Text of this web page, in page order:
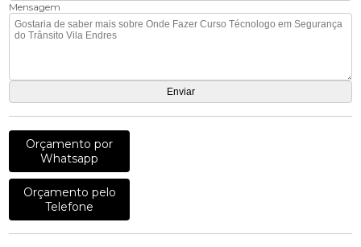
Mensagem
Orçamento por
Whatsapp
Orçamento pelo
Telefone